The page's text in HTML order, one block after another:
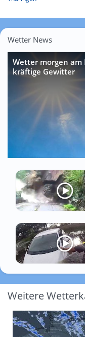
Wetter News
Wetter morgen am
kräftige Gewitter
Weitere